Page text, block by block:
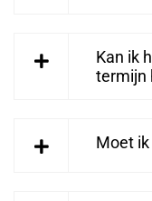
Kan ik
termijn
Moet